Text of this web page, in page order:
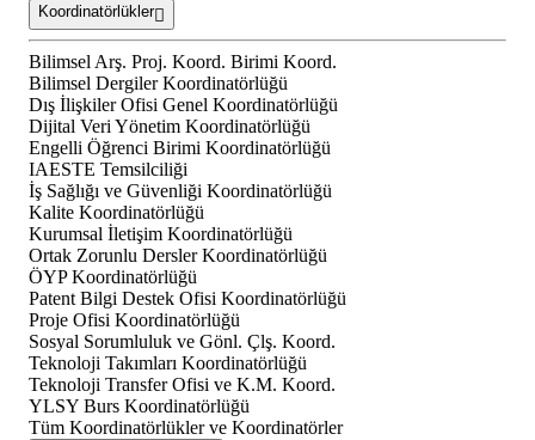
Koordinatörlükler
Bilimsel Arş. Proj. Koord. Birimi Koord.
Bilimsel Dergiler Koordinatörlüğü
Dış İlişkiler Ofisi Genel Koordinatörlüğü
Dijital Veri Yönetim Koordinatörlüğü
Engelli Öğrenci Birimi Koordinatörlüğü
IAESTE Temsilciliği
İş Sağlığı ve Güvenliği Koordinatörlüğü
Kalite Koordinatörlüğü
Kurumsal İletişim Koordinatörlüğü
Ortak Zorunlu Dersler Koordinatörlüğü
ÖYP Koordinatörlüğü
Patent Bilgi Destek Ofisi Koordinatörlüğü
Proje Ofisi Koordinatörlüğü
Sosyal Sorumluluk ve Gönl. Çlş. Koord.
Teknoloji Takımları Koordinatörlüğü
Teknoloji Transfer Ofisi ve K.M. Koord.
YLSY Burs Koordinatörlüğü
Tüm Koordinatörlükler ve Koordinatörler